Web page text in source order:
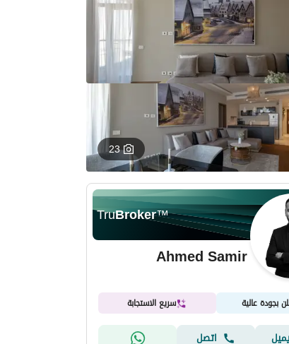
23
TruBroker™
Ahmed Samir
بجودة عالية سريع الاستجابة
اتصل